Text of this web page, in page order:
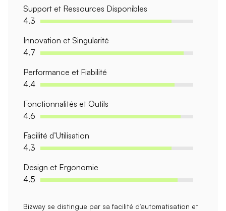
Support et Ressources Disponibles
4.3
Innovation et Singularité
4.7
Performance et Fiabilité
4.4
Fonctionnalités et Outils
4.6
Facilité d’Utilisation
4.3
Design et Ergonomie
4.5
Bizway se distingue par safacilité d’automatisation et